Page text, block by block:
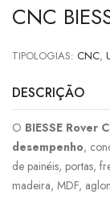
CNC
TIPOLOGIAS: CNC,
DESCRIÇÃO
O BIESSE Rover
desempenho,
de painéis, portas,
madeira, MDF,